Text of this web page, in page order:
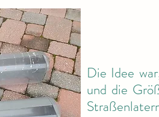
Die Idee
und die